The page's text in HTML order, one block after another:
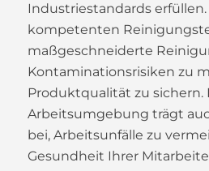
Industriestandards erfüllen.
kompetenten
maßgeschneiderte
Kontaminationsrisiken zu
Produktqualität zu sichern.
Arbeitsumgebung trägt
bei, Arbeitsunfälle zu
Gesundheit Ihrer